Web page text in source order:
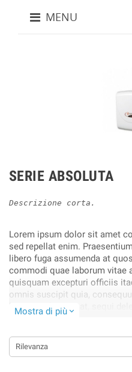
MENU
SERIE ABSOLUTA
Descrizione corta.
Lorem ipsum dolor sit amet
sed repellat enim.
libero fuga assumenda at
commodi quae laborum vitae
quisquam excepturi officiis
omnis suscipit quia,
harum architecto at, sequi
Obcaecati, cupiditate blanditiis!.
Mostra di più expand_more
Rilevanza